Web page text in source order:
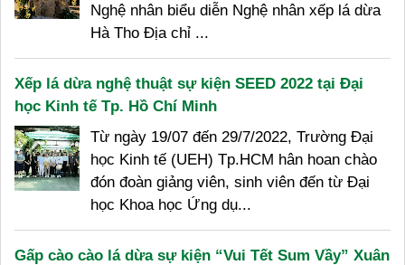
Nghệ nhân biểu diễn Nghệ nhân xếp lá dừa
Hà Tho Địa chỉ ...
Xếp lá dừa nghệ thuật sự kiện SEED 2022 tại Đại
học Kinh tế Tp. Hồ Chí Minh
Từ ngày 19/07 đến 29/7/2022, Trường Đại
học Kinh tế (UEH) Tp.HCM hân hoan chào
đón đoàn giảng viên, sinh viên đến từ Đại
học Khoa học Ứng dụ...
Gấp cào cào lá dừa sự kiện “Vui Tết Sum Vầy” Xuân